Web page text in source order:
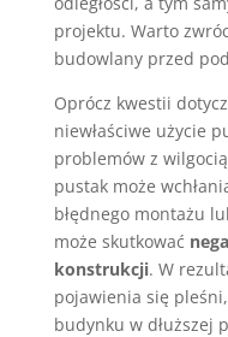
projektu. Warto
budowlany przed
Oprócz kwestii
niewłaściwe użycie
problemów z
pustak może
błędnego montażu
może skutkować
konstrukcji. W
pojawienia się
budynku w dłuższej